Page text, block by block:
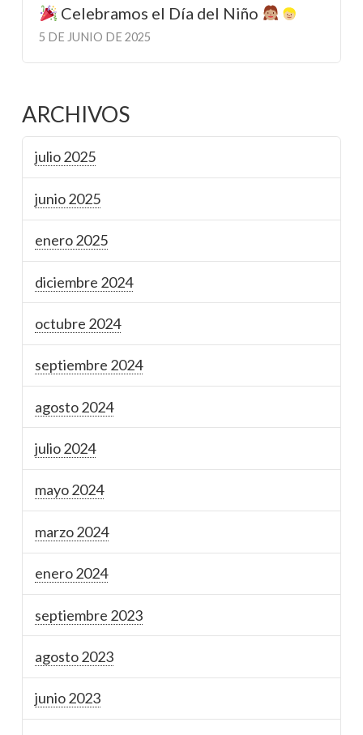
Celebramos el Día del Niño
5 DE JUNIO DE 2025
ARCHIVOS
julio 2025
junio 2025
enero 2025
diciembre 2024
octubre 2024
septiembre 2024
agosto 2024
julio 2024
mayo 2024
marzo 2024
enero 2024
septiembre 2023
agosto 2023
junio 2023